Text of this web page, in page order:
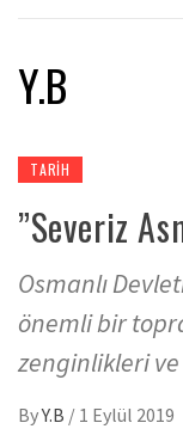
Y.B
TARIH
”Severiz
Osmanlı
önemli bir
zenginlikleri
ByY.B / 1 Eylül 2019